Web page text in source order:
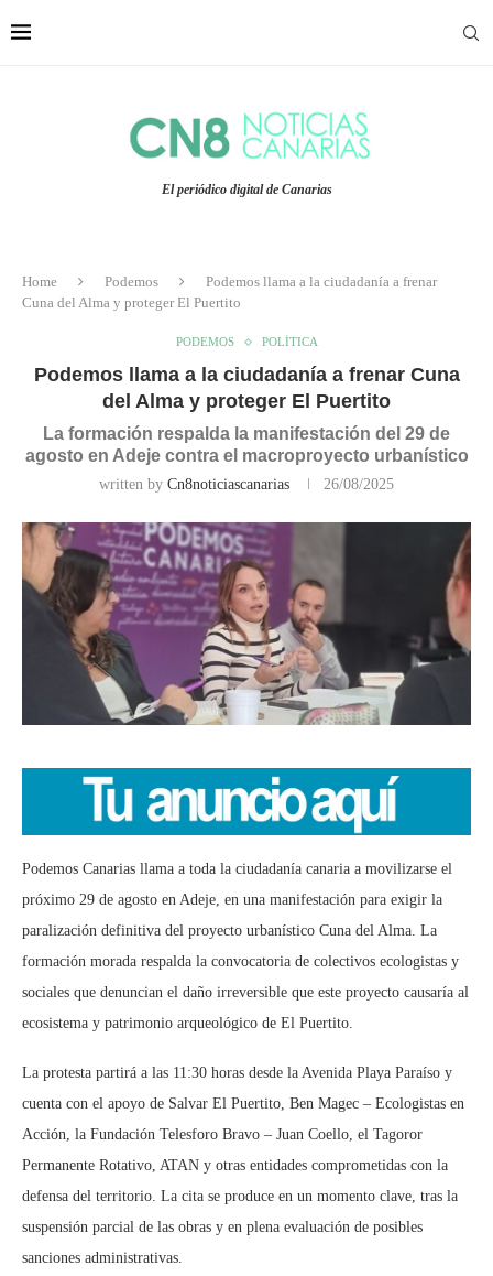
El periódico digital de Canarias
Home Podemos
Podemos llama a la ciudadanía a frenar
Cuna del Alma y proteger El Puertito
PODEMOS POLÍTICA
Podemos llama a la ciudadanía a frenar Cuna
del Alma y proteger El Puertito
La formación respalda la manifestación del 29 de
agosto en Adeje contra el macroproyecto urbanístico
written by Cn8noticiascanarias 26/08/2025
Podemos Canarias llama a toda la ciudadanía canaria a movilizarse el
próximo 29 de agosto en Adeje, en una manifestación para exigir la
paralización definitiva del proyecto urbanístico Cuna del Alma. La
formación morada respalda la convocatoria de colectivos ecologistas y
sociales que denuncian el daño irreversible que este proyecto causaría al
ecosistema y patrimonio arqueológico de El Puertito.
La protesta partirá a las 11:30 horas desde la Avenida Playa Paraíso y
cuenta con el apoyo de Salvar El Puertito, Ben Magec – Ecologistas en
Acción, la Fundación Telesforo Bravo – Juan Coello, el Tagoror
Permanente Rotativo, ATAN y otras entidades comprometidas con la
defensa del territorio. La cita se produce en un momento clave, tras la
suspensión parcial de las obras y en plena evaluación de posibles
sanciones administrativas.